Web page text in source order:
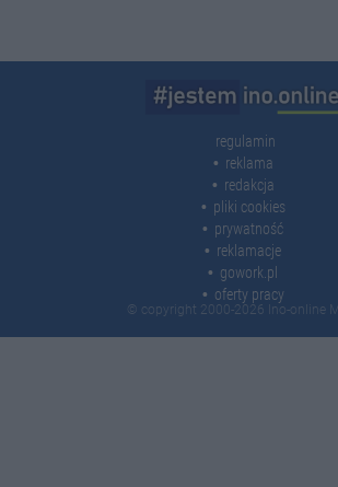
regulamin
reklama
redakcja
pliki cookies
prywatność
reklamacje
gowork.pl
oferty pracy
© copyright 2000-2026 Ino-online